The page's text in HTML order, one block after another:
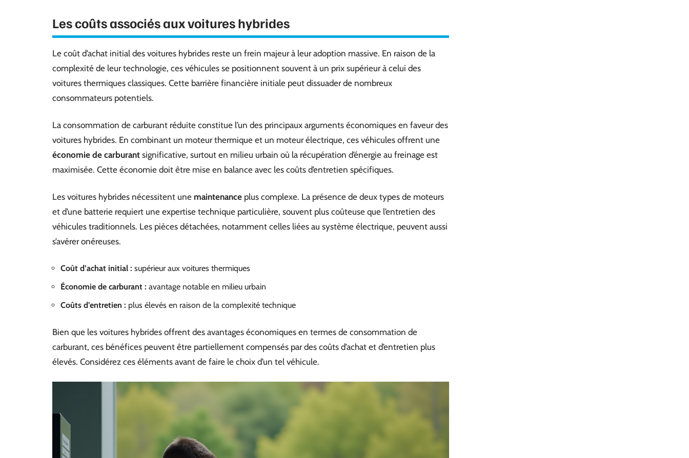
Les coûts associés aux voitures hybrides
Le coût d’achat initial des voitures hybrides reste un frein majeur à leur adoption massive. En raison de la
complexité de leur technologie, ces véhicules se positionnent souvent à un prix supérieur à celui des
voitures thermiques classiques. Cette barrière financière initiale peut dissuader de nombreux
consommateurs potentiels.
La consommation de carburant réduite constitue l’un des principaux arguments économiques en faveur des
voitures hybrides. En combinant un moteur thermique et un moteur électrique, ces véhicules offrent une
économie de carburant significative, surtout en milieu urbain où la récupération d’énergie au freinage est
maximisée. Cette économie doit être mise en balance avec les coûts d’entretien spécifiques.
Les voitures hybrides nécessitent une maintenance plus complexe. La présence de deux types de moteurs
et d’une batterie requiert une expertise technique particulière, souvent plus coûteuse que l’entretien des
véhicules traditionnels. Les pièces détachées, notamment celles liées au système électrique, peuvent aussi
s’avérer onéreuses.
Coût d’achat initial : supérieur aux voitures thermiques
Économie de carburant : avantage notable en milieu urbain
Coûts d’entretien : plus élevés en raison de la complexité technique
Bien que les voitures hybrides offrent des avantages économiques en termes de consommation de
carburant, ces bénéfices peuvent être partiellement compensés par des coûts d’achat et d’entretien plus
élevés. Considérez ces éléments avant de faire le choix d’un tel véhicule.